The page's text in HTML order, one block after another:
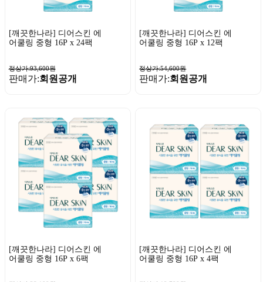
[깨끗한나라] 디어스킨 에
어쿨링 중형 16P x 24팩
정상가:93,600원
판매가:회원공개
[깨끗한나라] 디어스킨 에
어쿨링 중형 16P x 12팩
정상가:54,600원
판매가:회원공개
[깨끗한나라] 디어스킨 에
어쿨링 중형 16P x 6팩
[깨끗한나라] 디어스킨 에
어쿨링 중형 16P x 4팩